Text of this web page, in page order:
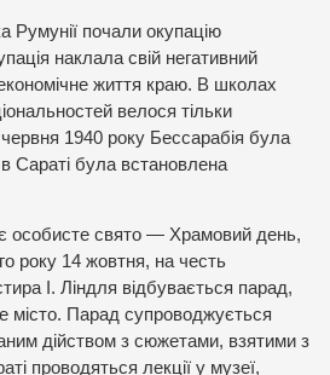
Румунії почали окупацію
наклала свій негативний
життя краю. В школах
велося тільки
1940 року Бессарабія була
Сараті була встановлена
особисте свято — Храмовий день,
року 14 жовтня, на честь
І. Ліндля відбувається парад,
місто. Парад супроводжується
дійством з сюжетами, взятими з
проводяться лекції у музеї,